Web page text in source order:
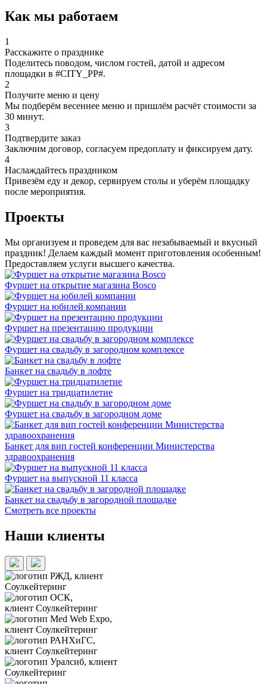
Как мы работаем
1
Расскажите о празднике
Поделитесь поводом, числом гостей, датой и адресом
площадки в #CITY_PP#.
2
Получите меню и цену
Мы подберём весеннее меню и пришлём расчёт стоимости за
30 минут.
3
Подтвердите заказ
Заключим договор, согласуем предоплату и фиксируем дату.
4
Наслаждайтесь праздником
Привезём еду и декор, сервируем столы и уберём площадку
после мероприятия.
Проекты
Мы организуем и проведем для вас незабываемый и вкусный
праздник! Делаем каждый момент приготовления особенным!
Предоставляем услуги высшего качества.
Фуршет на открытие магазина Bosco
Фуршет на юбилей компании
Фуршет на презентацию продукции
Фуршет на свадьбу в загородном комплексе
Банкет на свадьбу в лофте
Фуршет на тридцатилетие
Фуршет на свадьбу в загородном доме
Банкет для вип гостей конференции Министерства
здравоохранения
Фуршет на выпускной 11 класса
Банкет на свадьбу в загородной площадке
Смотреть все проекты
Наши клиенты